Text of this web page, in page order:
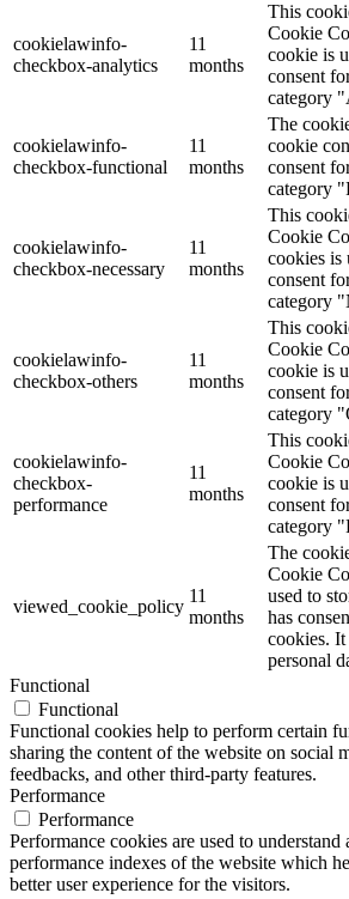
cookielawinfo-
checkbox-analytics
11
months
This
Cookie
cookie is
consent
category
cookielawinfo-
checkbox-functional
11
months
The
cookie
consent
category
cookielawinfo-
checkbox-necessary
11
months
This
Cookie
cookies is
consent
category
cookielawinfo-
checkbox-others
11
months
This
Cookie
cookie is
consent
category
cookielawinfo-
checkbox-
performance
11
months
This
Cookie
cookie is
consent
category
viewed_cookie_policy
11
months
The
Cookie
used to
has
cookies. It
personal
Functional
Functional
Functional cookies help to perform certain
sharing the content of the website on social
feedbacks, and other third-party features.
Performance
Performance
Performance cookies are used to understand
performance indexes of the website which
better user experience for the visitors.